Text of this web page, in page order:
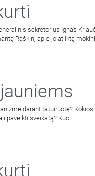
sekretorius Ignas
Raškinį apie jo atliktą
darant tatuiruotę?
paveikti sveikatą? Kuo